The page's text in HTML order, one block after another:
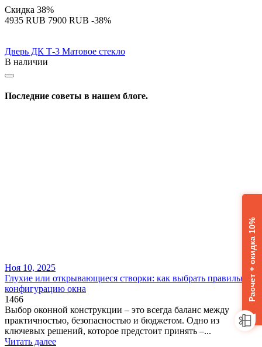
Скидка 38%
‍4935‍ RUB ‍7900‍ RUB -38%
Дверь ДК Т-3 Матовое стекло
В наличии
Последние советы в нашем блоге.
Ноя 10, 2025
Глухие или открывающиеся створки: как выбрать правильную
конфигурацию окна
1466
Выбор оконной конструкции – это всегда баланс между
практичностью, безопасностью и бюджетом. Одно из
ключевых решений, которое предстоит принять –...
Читать далее
Расчет + скидка 10%